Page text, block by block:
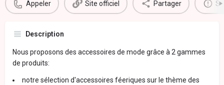
Appeler Site officiel Partager
Description
Nous proposons des accessoires de mode grâce à 2 gammes
de produits:
notre sélection d'accessoires féeriques sur le thème des